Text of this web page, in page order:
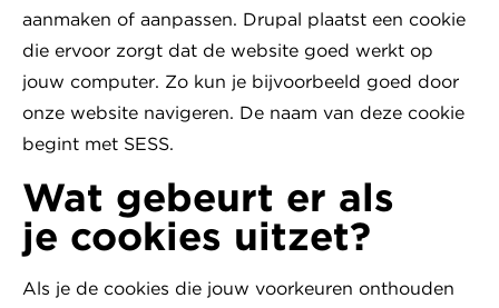
aanmaken of aanpassen. Drupal plaatst een cookie
die ervoor zorgt dat de website goed werkt op
jouw computer. Zo kun je bijvoorbeeld goed door
onze website navigeren. De naam van deze cookie
begint met SESS.
Wat gebeurt er als
je cookies uitzet?
Als je de cookies die jouw voorkeuren onthouden